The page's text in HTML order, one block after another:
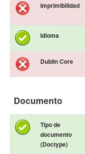
Imprimibilidad
Idioma
Dublin Core
Documento
Tipo de
documento
(Doctype)